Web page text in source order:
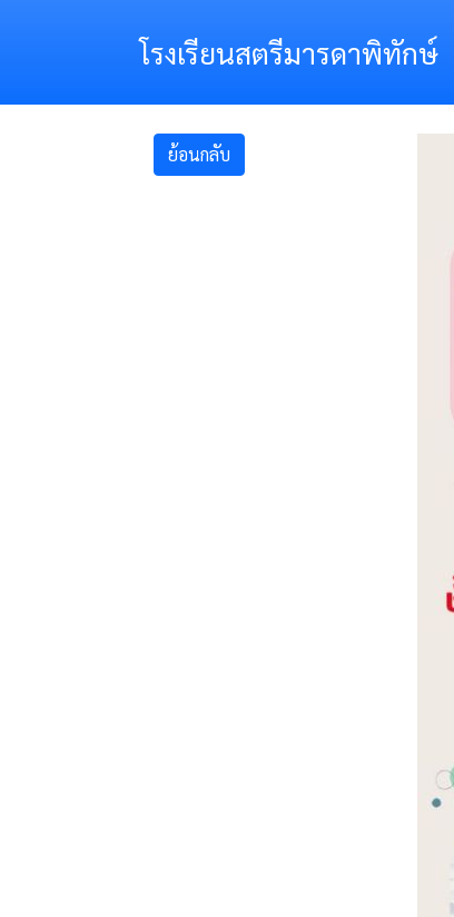
โรงเรียนสตรีมารดาพิทักษ์
ย้อนกลับ